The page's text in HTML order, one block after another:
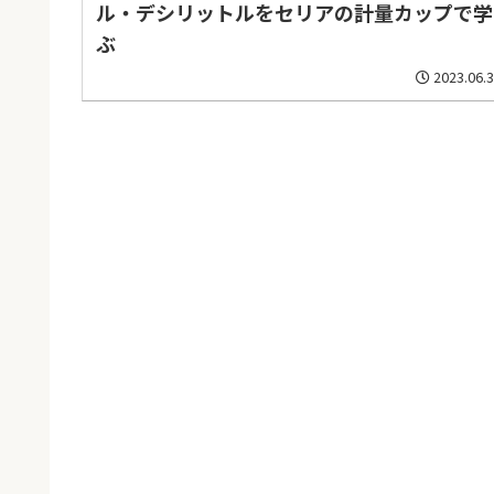
ル・デシリットルをセリアの計量カップで学
ぶ